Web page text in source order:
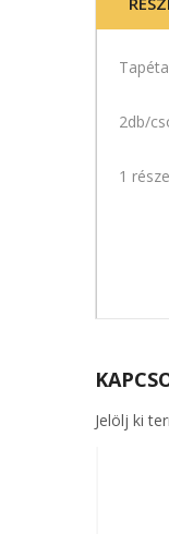
2db/
1
Jelölj ki